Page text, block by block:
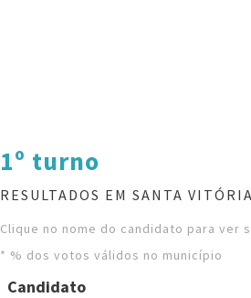
1º turno
RESULTADOS EM SANTA
Clique no nome do candidato para ver
* % dos votos válidos no município
Candidato